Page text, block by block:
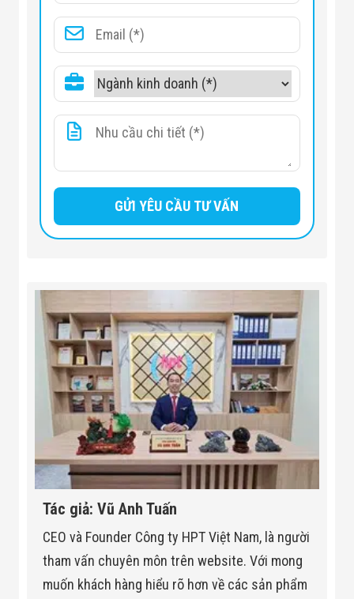
Magnification
system magnification 1000X
detector resolution
1536*1536 px
Digital flat panel
detector density
16bit （655）
Detector rotation
angle
60°
X-Y strokee
Examination range 0.02-45cm2
Machine size
1100*1360*1750mm(L*W*H)
Machine weight
950KG
Operating system
WINDOWS 10
Power
supply/power
AC110-220V 50-60HZ 1200W
Radiation safety
<1 uSV/H
Stage movement
Automatic / manual
CE Certificate
Yes: STE23112101S
State immunity
Yes
Tác giả: Vũ Anh Tuấn
CEO và Founder Công ty HPT Việt Nam, là người
tham vấn chuyên môn trên website. Với mong
muốn khách hàng hiểu rõ hơn về các sản phẩm